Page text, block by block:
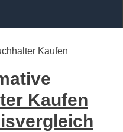
Kaufen
Kaufen